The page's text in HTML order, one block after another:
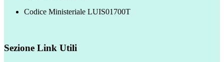
Codice Ministeriale LUIS01700T
Sezione Link Utili